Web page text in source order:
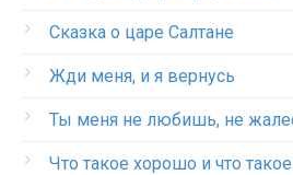
Сказка о царе Салтане
Жди меня, и я вернусь
Ты меня не любишь, не
Что такое хорошо и что